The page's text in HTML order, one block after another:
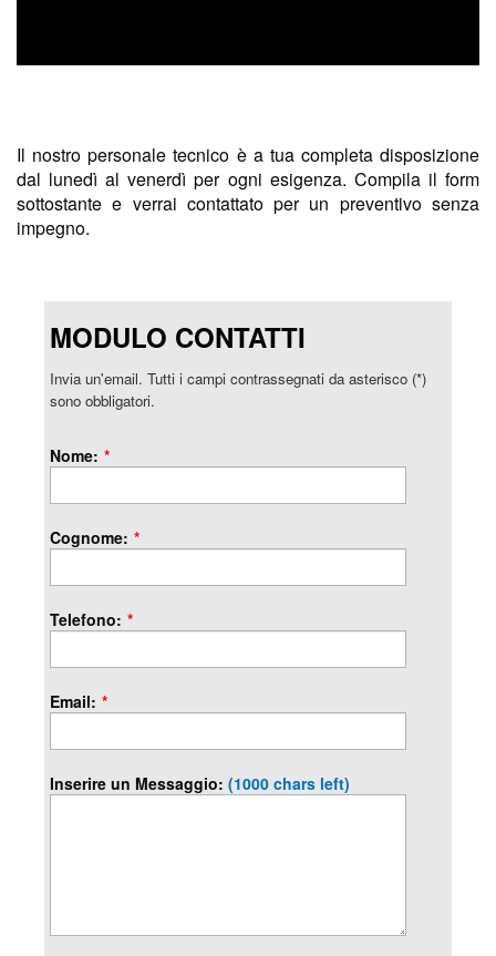
Il nostro personale tecnico è a tua completa disposizione
dal lunedì al venerdì per ogni esigenza. Compila il form
sottostante e verrai contattato per un preventivo senza
impegno.
MODULO CONTATTI
Invia un'email. Tutti i campi contrassegnati da asterisco (*)
sono obbligatori.
Nome: *
Cognome: *
Telefono: *
Email: *
Inserire un Messaggio: (1000 chars left)